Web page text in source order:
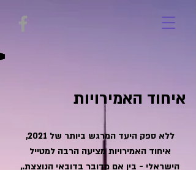
איחוד האמירויות
ללא ספק היעד המרגש ביותר של 2021,
איחוד האמירויות מציעה הרבה למטייל
הישראלי - בין אם מדובר בדובאי הנוצצת.,